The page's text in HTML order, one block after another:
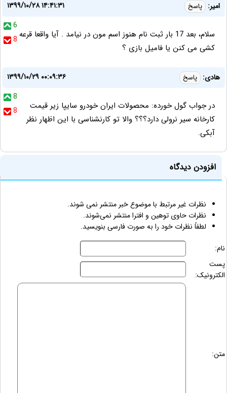
امیر: پاسخ
۱۳۹۹/۱۰/۲۸ ۱۴:۴۱:۳۱
6
8 سلام، بعد 17 بار ثبت نام هنوز اسم مون در نیامد . آیا واقعا قرعه
کشی می کنن یا فامیل بازی ؟
هادی: پاسخ
۱۳۹۹/۱۰/۲۹ ۰۰:۰۹:۳۶
8
8
در جواب گول خورده: محصولات ایران خودرو سایپا زیر قیمت
کارخانه سیر نرولی دارد؟؟؟ والا تو کارنشناسی با این اظهار نظر
آبکی.
افزودن دیدگاه
نظرات غیر مرتبط با موضوع خبر منتشر نمی شوند.
نظرات حاوی توهین و افترا منتشر نمی‌شوند.
لطفاً نظرات خود را به صورت فارسی بنویسید.
نام:
پست
الکترونیک:
متن: